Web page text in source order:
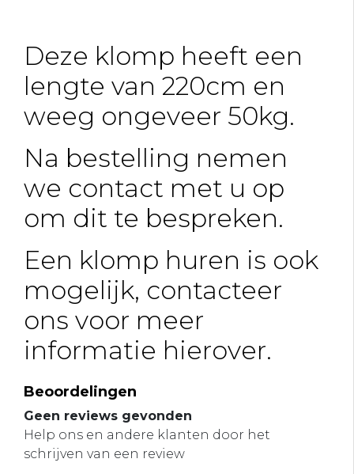
Deze klomp heeft een
lengte van 220cm en
weeg ongeveer 50kg.
Na bestelling nemen
we contact met u op
om dit te bespreken.
Een klomp huren is ook
mogelijk, contacteer
ons voor meer
informatie hierover.
Beoordelingen
Geen reviews gevonden
Help ons en andere klanten door het
schrijven van een review